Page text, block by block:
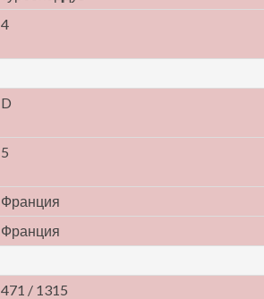
4
D
5
Франция
Франция
471 / 1315